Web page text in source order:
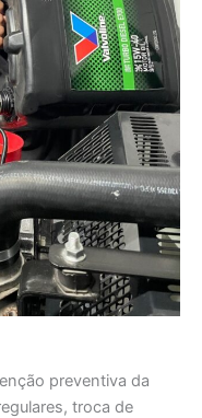
preventiva da
troca de